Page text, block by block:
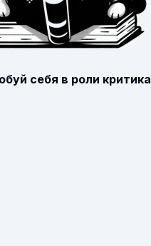
себя в роли критика